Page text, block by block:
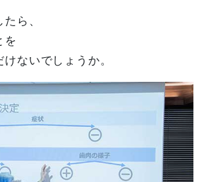
ら、
を
ないでしょうか。